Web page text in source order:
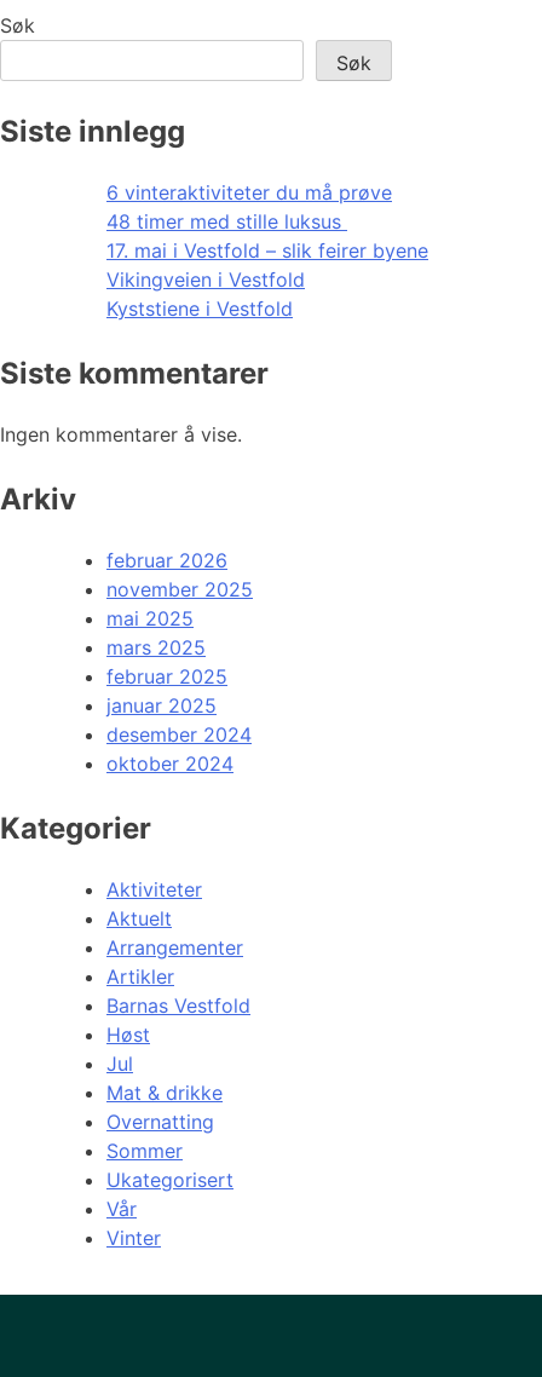
Søk
Søk
Siste innlegg
6 vinteraktiviteter du må prøve
48 timer med stille luksus
17. mai i Vestfold – slik feirer byene
Vikingveien i Vestfold
Kyststiene i Vestfold
Siste kommentarer
Ingen kommentarer å vise.
Arkiv
februar 2026
november 2025
mai 2025
mars 2025
februar 2025
januar 2025
desember 2024
oktober 2024
Kategorier
Aktiviteter
Aktuelt
Arrangementer
Artikler
Barnas Vestfold
Høst
Jul
Mat & drikke
Overnatting
Sommer
Ukategorisert
Vår
Vinter